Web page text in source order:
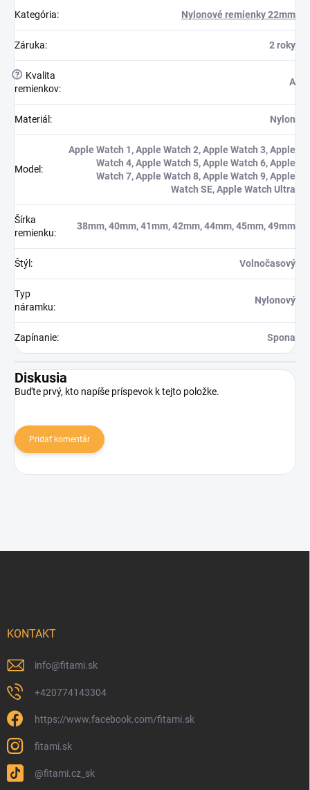
Kategória: Nylonové remienky 22mm
Záruka: 2 roky
?
Kvalita
remienkov:
A
Materiál : Nylon
Model :
Apple Watch 1, Apple Watch 2, Apple Watch 3, Apple
Watch 4, Apple Watch 5, Apple Watch 6, Apple
Watch 7, Apple Watch 8, Apple Watch 9, Apple
Watch SE, Apple Watch Ultra
Šírka
remienku:
38mm, 40mm, 41mm, 42mm, 44mm, 45mm, 49mm
Štýl : Volnočasový
Typ
náramku:
Nylonový
Zapínanie: Spona
Diskusia
Buďte prvý, kto napíše príspevok k tejto položke.
Pridať komentár
KONTAKT
info@fitami.sk
+420774143304
https://www.facebook.com/fitami.sk
fitami.sk
@fitami.cz_sk